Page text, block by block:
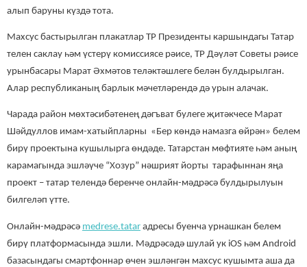
алып баруны күздә тота.
Махсус бастырылган плакатлар ТР Президенты каршындагы Татар
телен саклау һәм үстерү комиссиясе рәисе, ТР Дәүләт Советы рәисе
урынбасары Марат Әхмәтов теләктәшлеге белән булдырылган.
Алар республиканың барлык мәчетләрендә дә урын алачак.
Чарада район мөхтәсибәтенең дәгъват булеге җитәкчесе Марат
Шәйдуллов имам-хатыйпларны «Бер көндә намазга өйрән» белем
бирү проектына кушылырга өндәде. Татарстан мөфтияте һәм аның
карамагында эшләүче “Хозур” нәшрият йорты тарафыннан яңа
проект – татар телендә беренче онлайн-мәдрәсә булдырылуын
билгеләп үтте.
Онлайн-мәдрәсә medrese.tatar адресы буенча урнашкан белем
бирү платформасында эшли. Мәдрәсәдә шулай ук iOS һәм Android
базасындагы смартфоннар өчен эшләнгән махсус кушымта аша да